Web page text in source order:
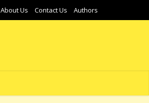
About Us Contact Us Authors